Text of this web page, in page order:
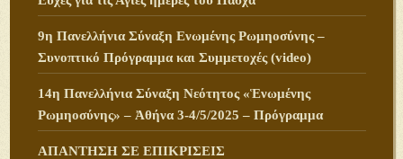
9η Πανελλήνια Σύναξη Ενωμένης Ρωμηοσύνης –
Συνοπτικό Πρόγραμμα και Συμμετοχές (video)
14η Πανελλήνια Σύναξη Νεότητος «Ἑνωμένης
Ρωμηοσύνης» – Ἀθήνα 3-4/5/2025 – Πρόγραμμα
ΑΠΑΝΤΗΣΗ ΣΕ ΕΠΙΚΡΙΣΕΙΣ